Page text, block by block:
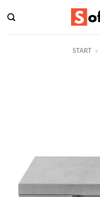
Inhalt
springen
START »